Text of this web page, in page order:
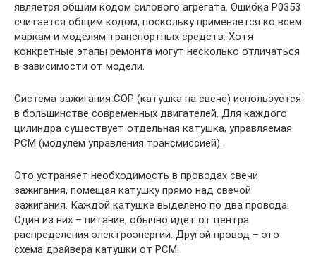
является общим кодом силового агрегата. Ошибка P0353
считается общим кодом, поскольку применяется ко всем
маркам и моделям транспортных средств. Хотя
конкретные этапы ремонта могут несколько отличаться
в зависимости от модели.
Система зажигания COP (катушка на свече) используется
в большинстве современных двигателей. Для каждого
цилиндра существует отдельная катушка, управляемая
PCM (модулем управления трансмиссией).
Это устраняет необходимость в проводах свечи
зажигания, помещая катушку прямо над свечой
зажигания. Каждой катушке выделено по два провода.
Один из них – питание, обычно идет от центра
распределения электроэнергии. Другой провод – это
схема драйвера катушки от PCM.